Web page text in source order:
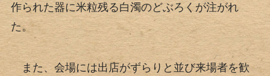
作られた器に米粒残る白濁のどぶろくが注がれ
た。
また、会場には出店がずらりと並び来場者を歓